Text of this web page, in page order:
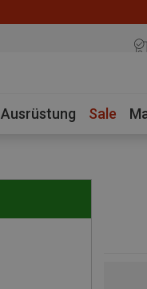
Ausrüstung Sale